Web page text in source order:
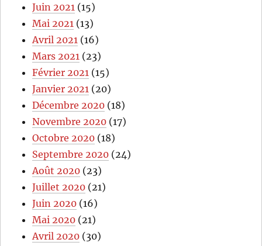
Juin 2021 (15)
Mai 2021 (13)
Avril 2021 (16)
Mars 2021 (23)
Février 2021 (15)
Janvier 2021 (20)
Décembre 2020 (18)
Novembre 2020 (17)
Octobre 2020 (18)
Septembre 2020 (24)
Août 2020 (23)
Juillet 2020 (21)
Juin 2020 (16)
Mai 2020 (21)
Avril 2020 (30)